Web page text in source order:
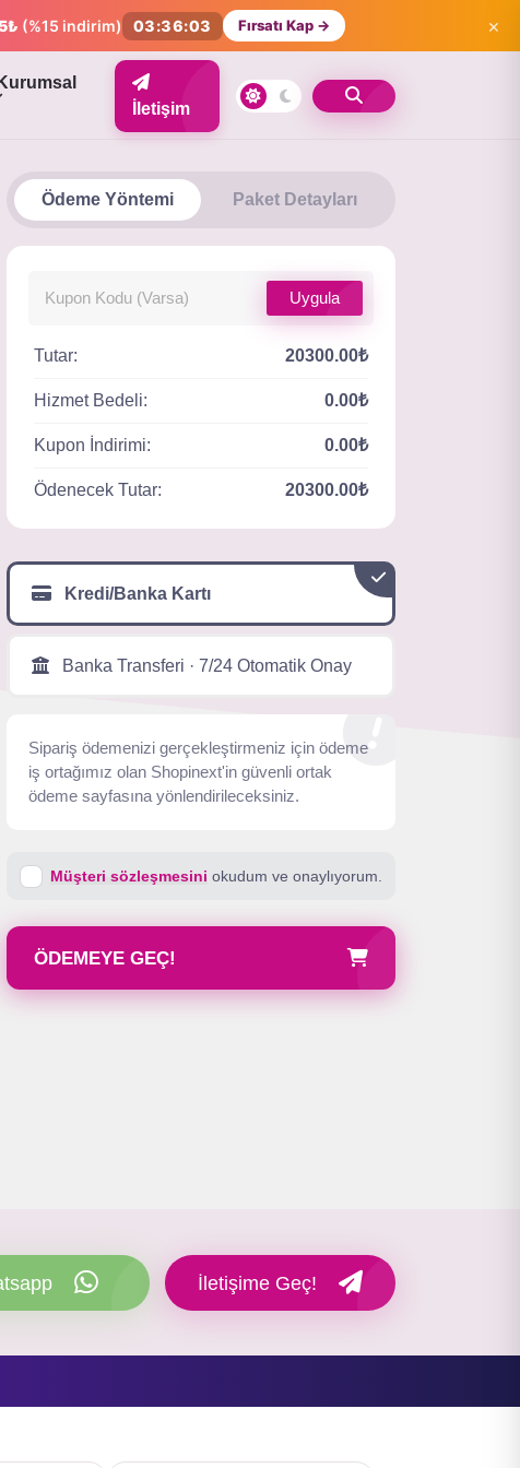
(%15 indirim) 03:36:02 Fırsatı Kap → ×
Kurumsal
İletişim
Ödeme Yöntemi Paket Detayları
Uygula
Tutar: 20300.00₺
Hizmet Bedeli: 0.00₺
Kupon İndirimi: 0.00₺
Ödenecek Tutar: 20300.00₺
Kredi/Banka Kartı
Banka Transferi · 7/24 Otomatik Onay
Sipariş ödemenizi gerçekleştirmeniz için ödeme
iş ortağımız olan Shopinext'in güvenli ortak
ödeme sayfasına yönlendirileceksiniz.
Müşteri sözleşmesini okudum ve onaylıyorum.
ÖDEMEYE GEÇ!
İletişime Geç!